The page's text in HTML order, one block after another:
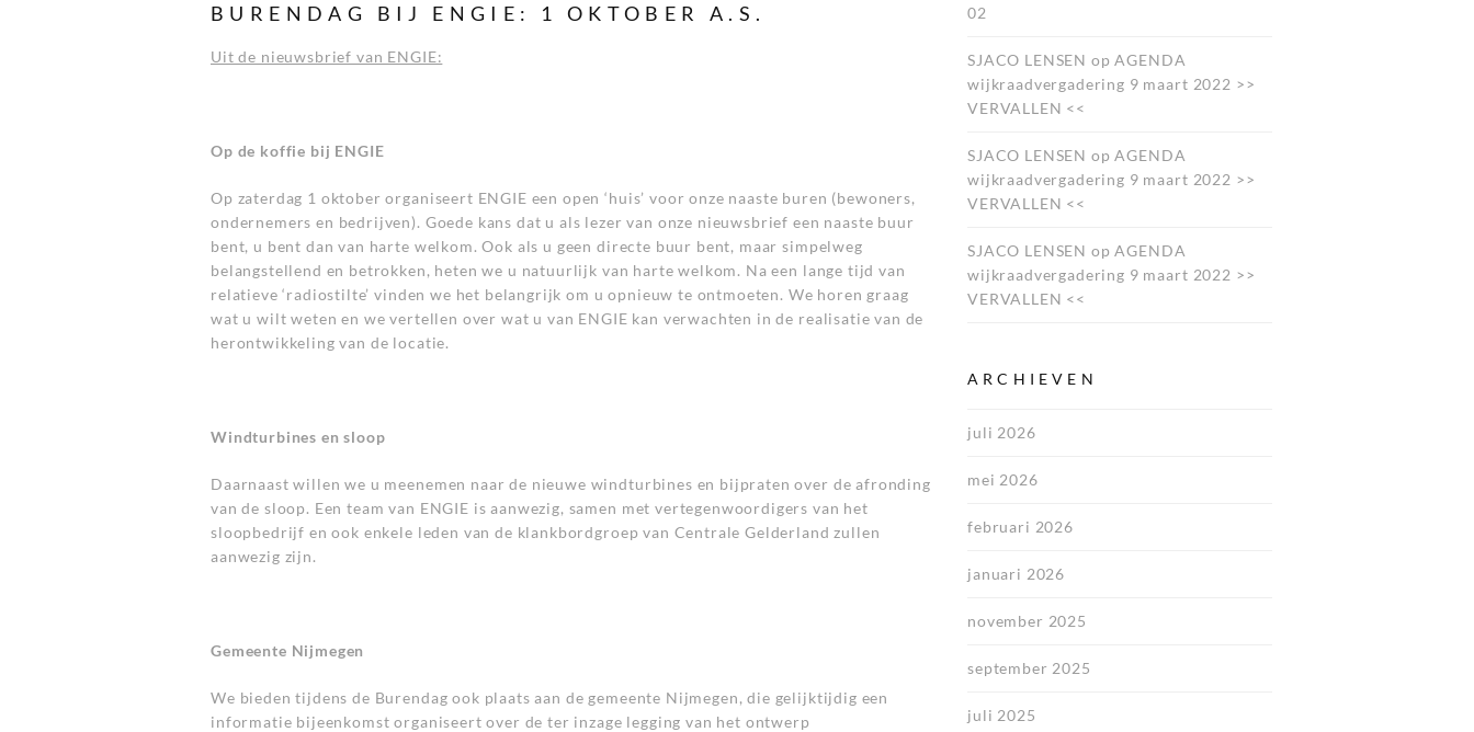
BURENDAG BIJ ENGIE: 1 OKTOBER A.S.
Uit de nieuwsbrief van ENGIE:
Op de koffie bij ENGIE
Op zaterdag 1 oktober organiseert ENGIE een open ‘huis’ voor onze naaste buren (bewoners,
ondernemers en bedrijven). Goede kans dat u als lezer van onze nieuwsbrief een naaste buur
bent, u bent dan van harte welkom. Ook als u geen directe buur bent, maar simpelweg
belangstellend en betrokken, heten we u natuurlijk van harte welkom. Na een lange tijd van
relatieve ‘radiostilte’ vinden we het belangrijk om u opnieuw te ontmoeten. We horen graag
wat u wilt weten en we vertellen over wat u van ENGIE kan verwachten in de realisatie van de
herontwikkeling van de locatie.
Windturbines en sloop
Daarnaast willen we u meenemen naar de nieuwe windturbines en bijpraten over de afronding
van de sloop. Een team van ENGIE is aanwezig, samen met vertegenwoordigers van het
sloopbedrijf en ook enkele leden van de klankbordgroep van Centrale Gelderland zullen
aanwezig zijn.
Gemeente Nijmegen
We bieden tijdens de Burendag ook plaats aan de gemeente Nijmegen, die gelijktijdig een
informatie bijeenkomst organiseert over de ter inzage legging van het ontwerp
02
SJACO LENSEN opAGENDA
wijkraadvergadering 9 maart 2022 >>
VERVALLEN <<
SJACO LENSEN opAGENDA
wijkraadvergadering 9 maart 2022 >>
VERVALLEN <<
SJACO LENSEN opAGENDA
wijkraadvergadering 9 maart 2022 >>
VERVALLEN <<
ARCHIEVEN
juli 2026
mei 2026
februari 2026
januari 2026
november 2025
september 2025
juli 2025